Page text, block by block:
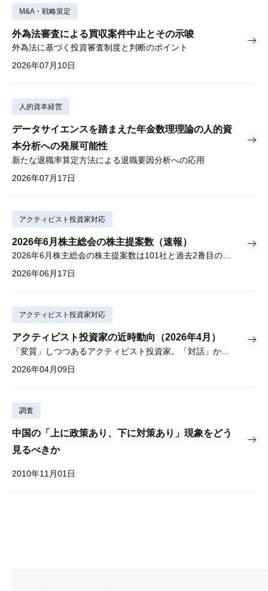
M&A・戦略策定
外為法審査による買収案件中止とその示唆
外為法に基づく投資審査制度と判断のポイント
2026年07月10日
人的資本経営
データサイエンスを踏まえた年金数理理論の人的資
本分析への発展可能性
新たな退職率算定方法による退職要因分析への応用
2026年07月17日
アクティビスト投資家対応
2026年6月株主総会の株主提案数（速報）
2026年6月株主総会の株主提案数は101社と過去2番目の多さ
2026年06月17日
アクティビスト投資家対応
アクティビスト投資家の近時動向（2026年4月）
2026年04月09日
調査
中国の「上に政策あり、下に対策あり」現象をどう
見るべきか
2010年11月01日